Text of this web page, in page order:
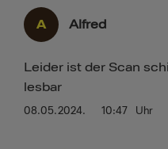
A Alfred
08.05.2024. 10:47 Uhr
Leider ist der Scan
lesbar